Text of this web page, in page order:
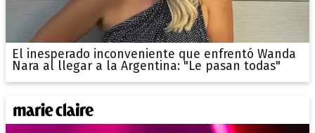
El inesperado inconveniente que enfrentó Wanda
Nara al llegar a la Argentina: "Le pasan todas"